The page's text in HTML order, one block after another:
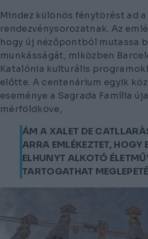
Mindez különös fénytörést ad a
rendezvénysorozatnak. Az
hogy új nézőpontból mutassa
munkásságát, miközben
Katalónia kulturális
előtte. A centenárium egyik
eseménye a Sagrada Família
mérföldköve,
ÁM A XALET DE
ARRA EMLÉKEZTET, HOGY
ELHUNYT ALKOTÓ
TARTOGATHAT